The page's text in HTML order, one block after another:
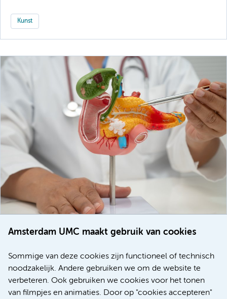
Amsterdam UMC maakt gebruik van cookies
Sommige van deze cookies zijn functioneel of technisch
noodzakelijk. Andere gebruiken we om de website te
verbeteren. Ook gebruiken we cookies voor het tonen
van filmpjes en animaties. Door op "cookies accepteren"
Kunst
voor patiënten met alvleesklierkanker verbeteren